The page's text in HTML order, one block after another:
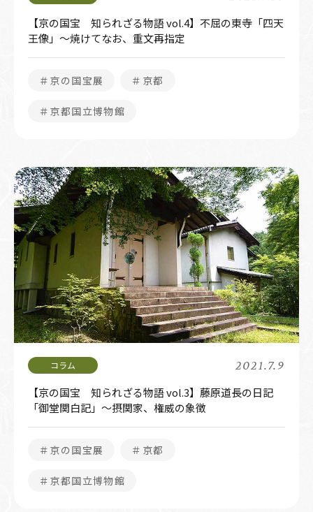
【京の国宝 知られざる物語 vol.4】不屈の東寺「四天
王像」～焼けてなお、重文再指定
＃京の国宝展 ＃京都
＃京都国立博物館
2021.7.9
【京の国宝 知られざる物語 vol.3】藤原道長の日記
「御堂関白記」～摂関家、権威の象徴
＃京の国宝展 ＃京都
＃京都国立博物館